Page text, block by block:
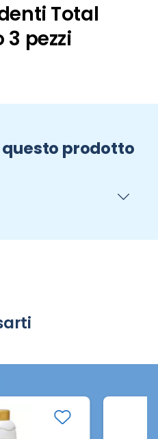
Total
pezzi
prodotto